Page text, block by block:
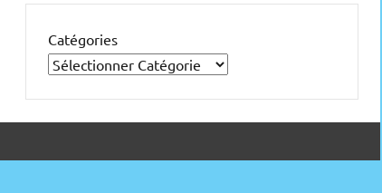
Catégories